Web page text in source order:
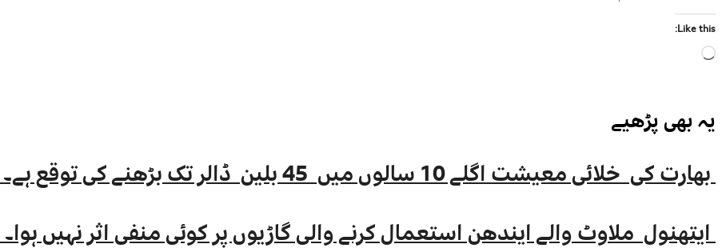
Like this:
Loading…
یہ بھیپڑھیے
بھارت کی خلائی معیشت اگلے 10 سالوں میں 45 بلین ڈالر تک بڑھنے کی توقع ہے۔ جتیندر سنگھ
ایتھنول ملاوٹ والے ایندھن استعمال کرنے والی گاڑیوں پر کوئی منفی اثر نہیں